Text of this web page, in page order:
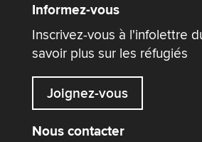
Informez-vous
Inscrivez-vous à l'infolettre
savoir plus sur les réfugiés
Joignez-vous
Nous contacter